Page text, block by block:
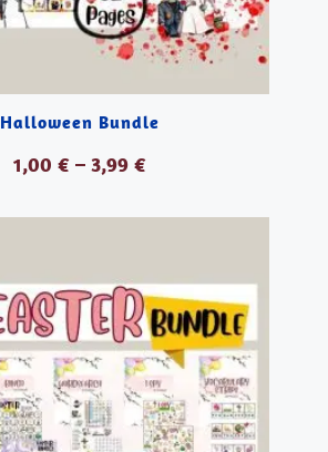
Halloween Bundle
1,00 € – 3,99 €